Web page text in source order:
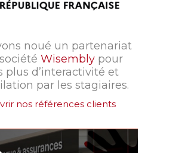
noué un partenariat
Wisembly pour
plus d’interactivité et
par les stagiaires.
nos références clients